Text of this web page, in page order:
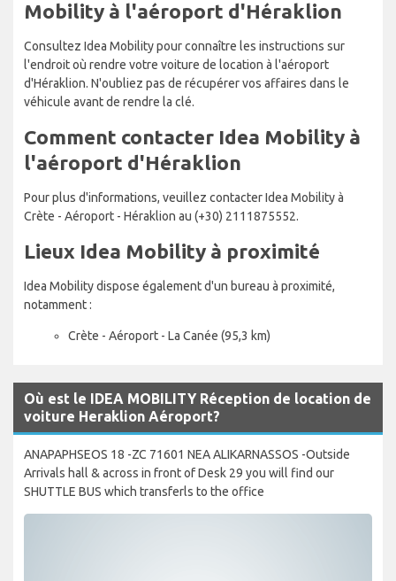
Mobility à l'aéroport d'Héraklion
Consultez Idea Mobility pour connaître les instructions sur
l'endroit où rendre votre voiture de location à l'aéroport
d'Héraklion. N'oubliez pas de récupérer vos affaires dans le
véhicule avant de rendre la clé.
Comment contacter Idea Mobility à
l'aéroport d'Héraklion
Pour plus d'informations, veuillez contacter Idea Mobility à
Crète - Aéroport - Héraklion au (+30) 2111875552.
Lieux Idea Mobility à proximité
Idea Mobility dispose également d'un bureau à proximité,
notamment :
Crète - Aéroport - La Canée (95,3 km)
Où est le IDEA MOBILITY Réception de location de
voiture Heraklion Aéroport?
ANAPAPHSEOS 18 -ZC 71601 NEA ALIKARNASSOS -Outside
Arrivals hall & across in front of Desk 29 you will find our
SHUTTLE BUS which transferls to the office